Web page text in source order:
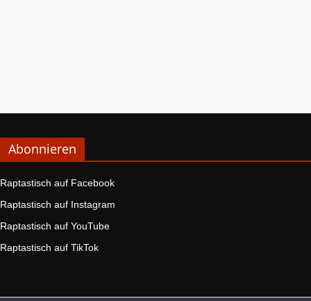
Abonnieren
Raptastisch auf Facebook
Raptastisch auf Instagram
Raptastisch auf YouTube
Raptastisch auf TikTok